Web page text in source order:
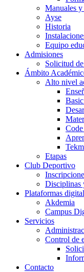
Manuales
Ayse
Historia
Equipo
Admisiones
Solicitud
Ámbito
Alto nivel
Etapas
Club Deportivo
Disciplinas
Plataformas
Akdemia
Campus
Servicios
Control de
Contacto